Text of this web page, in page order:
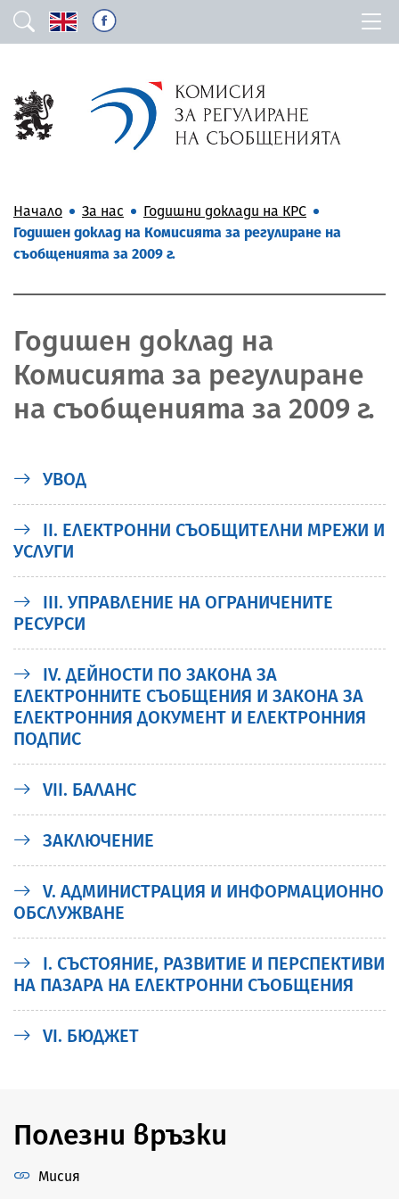
Начало За нас
Годишни доклади на КРС
Годишен доклад на Комисията за регулиране на
съобщенията за 2009 г.
Годишен доклад на
Комисията за регулиране
на съобщенията за 2009 г.
УВОД
II. ЕЛЕКТРОННИ СЪОБЩИТЕЛНИ МРЕЖИ И
УСЛУГИ
III. УПРАВЛЕНИЕ НА ОГРАНИЧЕНИТЕ
РЕСУРСИ
IV. ДЕЙНОСТИ ПО ЗАКОНА ЗА
ЕЛЕКТРОННИТЕ СЪОБЩЕНИЯ И ЗАКОНА ЗА
ЕЛЕКТРОННИЯ ДОКУМЕНТ И ЕЛЕКТРОННИЯ
ПОДПИС
VII. БАЛАНС
ЗАКЛЮЧЕНИЕ
V. АДМИНИСТРАЦИЯ И ИНФОРМАЦИОННО
ОБСЛУЖВАНЕ
I. СЪСТОЯНИЕ, РАЗВИТИЕ И ПЕРСПЕКТИВИ
НА ПАЗАРА НА ЕЛЕКТРОННИ СЪОБЩЕНИЯ
VI. БЮДЖЕТ
Полезни връзки
Мисия